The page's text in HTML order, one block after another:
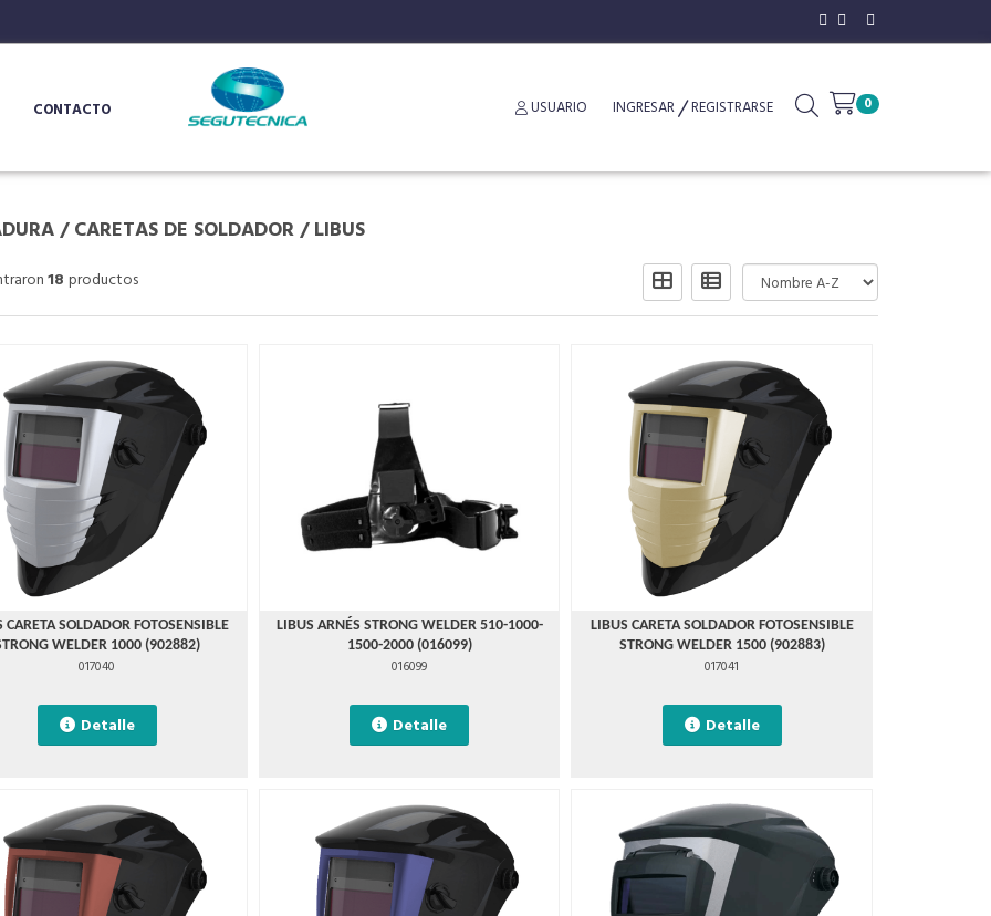
USUARIO INGRESAR REGISTRARSE 0
CONTACTO
/CARETAS DE SOLDADOR/LIBUS
18 productos
CARETA SOLDADOR FOTOSENSIBLE
WELDER 1000 (902882)
017040
Detalle
LIBUS ARNÉS STRONG WELDER 510-1000-
1500-2000 (016099)
016099
Detalle
LIBUS CARETA SOLDADOR FOTOSENSIBLE
STRONG WELDER 1500 (902883)
017041
Detalle